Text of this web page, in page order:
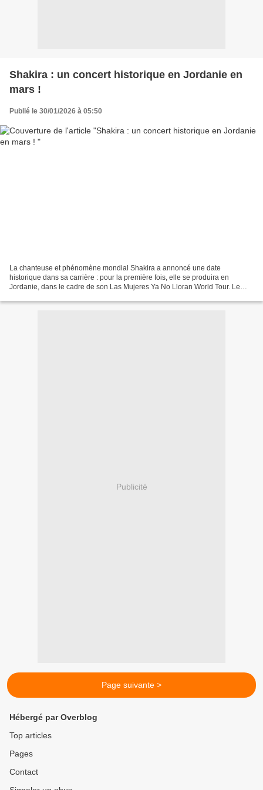
Shakira : un concert historique en Jordanie en
mars !
Publié le 30/01/2026 à 05:50
La chanteuse et phénomène mondial Shakira a annoncé une date
historique dans sa carrière : pour la première fois, elle se produira en
Jordanie, dans le cadre de son Las Mujeres Ya No Lloran World Tour. Le
Publicité
Page suivante >
Hébergé par Overblog
Top articles
Pages
Contact